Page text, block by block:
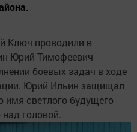
Ключ проводили в
Юрий Тимофеевич
боевых задач в ходе
Юрий Ильин защищал
светлого будущего
головой.